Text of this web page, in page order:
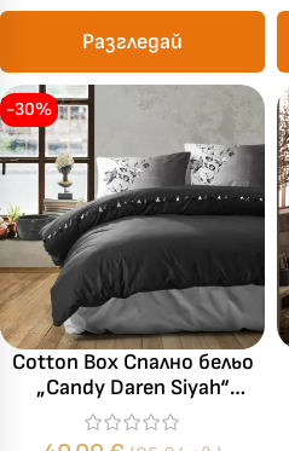
Разгледай
-30%
Cotton Box Спално бельо
„Candy Daren Siyah“
Ranforce – 100% памук –
4 части – за спалня